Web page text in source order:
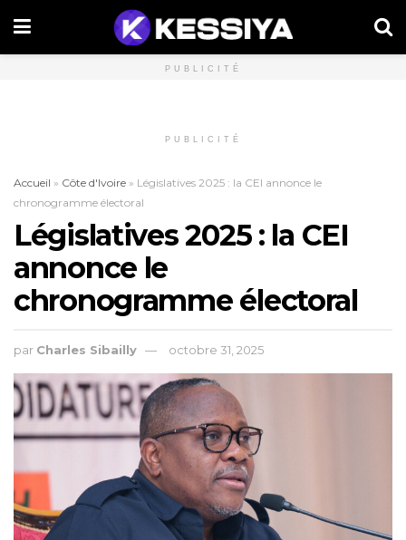
PUBLICITÉ
PUBLICITÉ
Accueil » Côte d'Ivoire » Législatives 2025 : la CEI annonce le
chronogramme électoral
Législatives 2025 : la CEI
annonce le
chronogramme électoral
par Charles Sibailly octobre 31, 2025